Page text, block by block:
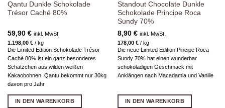
Qantu Dunkle Schokolade
Trésor Caché 80%
59,90 € inkl. MwSt.
1.198,00 €/ kg
Die Limited Edition Schokolade Trésor
Caché 80% ist ein ganz besonderes
Schätzchen aus wilden weißen
Kakaobohnen. Qantu bekommt nur 30kg
davon pro Jahr
IN DEN WARENKORB
Standout Chocolate Dunkle
Schokolade Principe Roca
Sundy 70%
8,90 € inkl. MwSt.
178,00 €/ kg
Die neue Limited Edition Pincipe Roca
Sundy 70% hat einen wunderbar
schokoladigen Geschmack mit
Anklängen nach Macadamia und Vanille
IN DEN WARENKORB